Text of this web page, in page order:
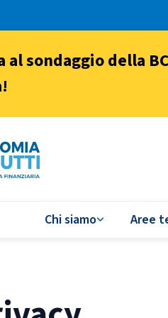
al sondaggio della
Chi siamo Aree